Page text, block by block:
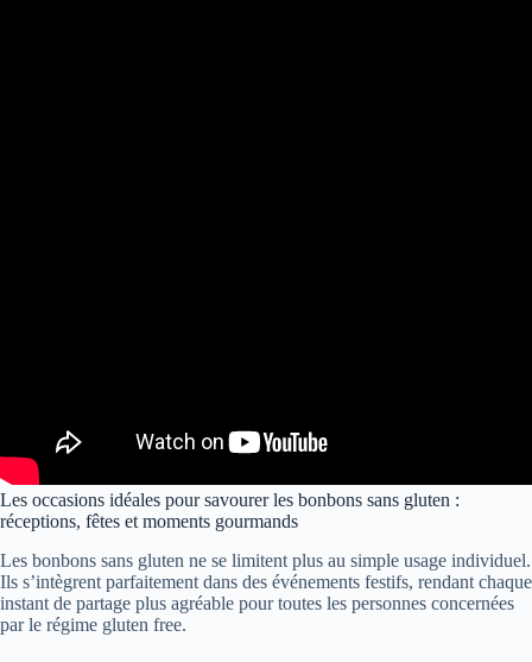
Les occasions idéales pour savourer les bonbons sans gluten :
réceptions, fêtes et moments gourmands
Les bonbons sans gluten ne se limitent plus au simple usage individuel.
Ils s’intègrent parfaitement dans des événements festifs, rendant chaque
instant de partage plus agréable pour toutes les personnes concernées
par le régime gluten free.